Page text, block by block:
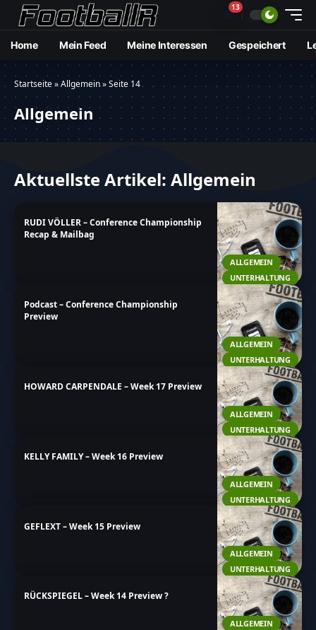
🔔13
Home Mein Feed Meine Interessen Gespeichert
Startseite»Allgemein»Seite 14
Allgemein
Aktuellste Artikel: Allgemein
ALLGEMEIN
UNTERHALTUNG
RUDI VÖLLER – Conference Championship
Recap & Mailbag
ALLGEMEIN
UNTERHALTUNG
Podcast – Conference Championship
Preview
ALLGEMEIN
UNTERHALTUNG
HOWARD CARPENDALE – Week 17 Preview
ALLGEMEIN
UNTERHALTUNG
KELLY FAMILY – Week 16 Preview
ALLGEMEIN
UNTERHALTUNG
GEFLEXT – Week 15 Preview
ALLGEMEIN
RÜCKSPIEGEL – Week 14 Preview ?